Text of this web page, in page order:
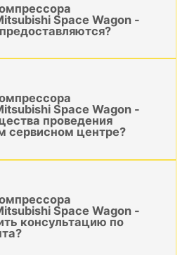
Space Wagon -
Space Wagon -
проведения
сервисном центре?
Space Wagon -
консультацию по